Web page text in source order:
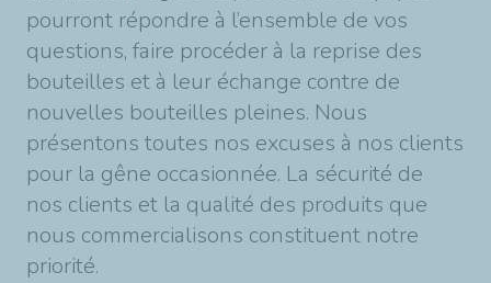
pourront répondre à l’ensemble de vos
questions, faire procéder à la reprise des
bouteilles et à leur échange contre de
nouvelles bouteilles pleines. Nous
présentons toutes nos excuses à nos clients
pour la gêne occasionnée. La sécurité de
nos clients et la qualité des produits que
nous commercialisons constituent notre
priorité.